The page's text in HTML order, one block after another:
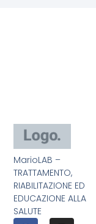
MarioLAB –
TRATTAMENTO,
RIABILITAZIONE ED
EDUCAZIONE ALLA
SALUTE